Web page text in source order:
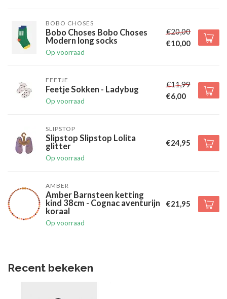
BOBO CHOSES
Bobo Choses Bobo Choses
Modern long socks
Op voorraad
€20,00
€10,00
FEETJE
Feetje Sokken - Ladybug
Op voorraad
€11,99
€6,00
SLIPSTOP
Slipstop Slipstop Lolita
glitter
Op voorraad
€24,95
AMBER
Amber Barnsteen ketting
kind 38cm - Cognac aventurijn
koraal
Op voorraad
€21,95
Recent bekeken